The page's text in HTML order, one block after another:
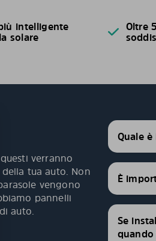
intelligente
solare
Oltre
verranno
tua auto. Non
vengono
pannelli
auto.
Quale
È
Se